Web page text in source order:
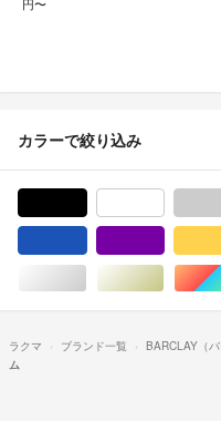
カラーで絞り込み
シルバー/銀色系ゴール
ラクマ ブランド一覧 BARCLAY（バ
ム